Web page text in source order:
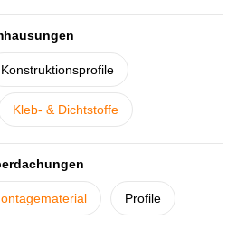
Konstruktionsprofile
Kleb- & Dichtstoffe
Profile